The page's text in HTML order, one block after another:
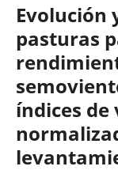
Evolución
pasturas
índices de